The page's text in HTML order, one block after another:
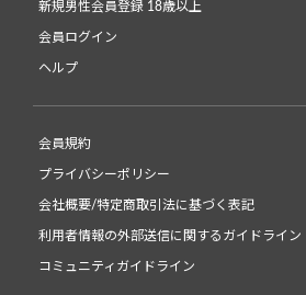
新規男性会員登録 18歳以上
会員ログイン
ヘルプ
会員規約
プライバシーポリシー
会社概要/特定商取引法に基づく表記
利用者情報の外部送信に関するガイドライン
コミュニティガイドライン